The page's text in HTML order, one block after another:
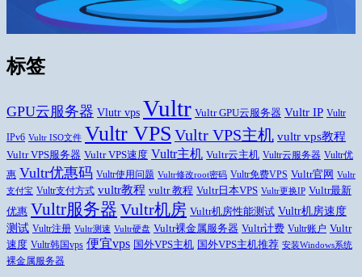
标签
GPU云服务器 Vlutr vps Vultr Vultr GPU云服务器 Vultr IP Vultr
IPv6 Vultr ISO文件 Vultr VPS Vultr VPS主机 vultr vps教程
Vultr VPS服务器 Vultr VPS速度 Vultr主机 Vultr云主机 Vultr云服务器 Vultr优
惠 Vultr优惠码 Vultr使用问题 Vultr修改root密码 Vultr免费VPS Vultr官网 Vultr
支付宝 Vultr支付方式 vultr教程 vultr 教程 Vultr日本VPS Vultr更换IP Vultr最新
优惠 Vultr服务器 Vultr机房 Vultr机房性能测试 Vultr机房速度
测试 Vultr注册 Vultr测速 Vultr硬盘 Vultr裸金属服务器 Vultr计费 Vultr账户 Vultr
速度 Vultr韩国vps 便宜vps 国外VPS主机 国外VPS主机推荐 安装Windows系统
裸金属服务器